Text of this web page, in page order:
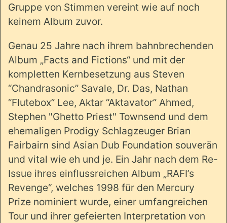
Gruppe von Stimmen vereint wie auf noch
keinem Album zuvor.
Genau 25 Jahre nach ihrem bahnbrechenden
Album „Facts and Fictions“ und mit der
kompletten Kernbesetzung aus Steven
“Chandrasonic” Savale, Dr. Das, Nathan
“Flutebox” Lee, Aktar “Aktavator” Ahmed,
Stephen "Ghetto Priest" Townsend und dem
ehemaligen Prodigy Schlagzeuger Brian
Fairbairn sind Asian Dub Foundation souverän
und vital wie eh und je. Ein Jahr nach dem Re-
Issue ihres einflussreichen Album „RAFI’s
Revenge“, welches 1998 für den Mercury
Prize nominiert wurde, einer umfangreichen
Tour und ihrer gefeierten Interpretation von